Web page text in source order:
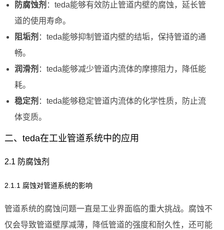
防腐蚀剂 ：teda能够有效防止管道内壁的腐蚀，延长管
道的使用寿命。
阻垢剂 ：teda能够抑制管道内壁的结垢，保持管道的通
畅。
润滑剂 ：teda能够减少管道内流体的摩擦阻力，降低能
耗。
稳定剂 ：teda能够稳定管道内流体的化学性质，防止流
体变质。
二、teda在工业管道系统中的应用
2.1 防腐蚀剂
2.1.1 腐蚀对管道系统的影响
管道系统的腐蚀问题一直是工业界面临的重大挑战。腐蚀不
仅会导致管道壁厚减薄，降低管道的强度和耐久性，还可能